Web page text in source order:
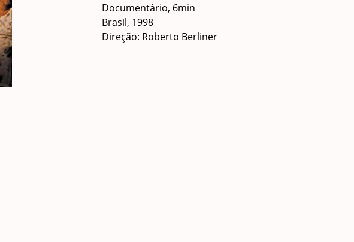
Documentário, 6min
Brasil, 1998
Direção: Roberto Berliner